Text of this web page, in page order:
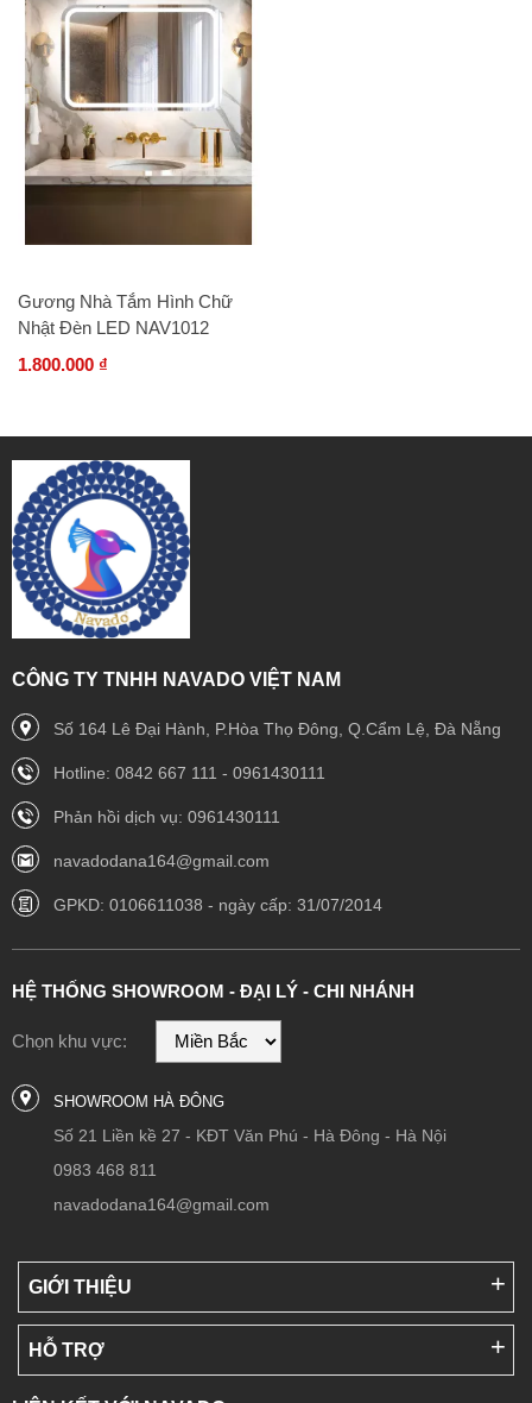
Gương Nhà Tắm Hình Chữ
Nhật Đèn LED NAV1012
1.800.000 ₫
CÔNG TY TNHH NAVADO VIỆT NAM
Số 164 Lê Đại Hành, P.Hòa Thọ Đông, Q.Cẩm Lệ, Đà Nẵng
Hotline: 0842 667 111 - 0961430111
Phản hồi dịch vụ: 0961430111
navadodana164@gmail.com
GPKD: 0106611038 - ngày cấp: 31/07/2014
HỆ THỐNG SHOWROOM - ĐẠI LÝ - CHI NHÁNH
Chọn khu vực:
SHOWROOM HÀ ĐÔNG
Số 21 Liền kề 27 - KĐT Văn Phú - Hà Đông - Hà Nội
0983 468 811
navadodana164@gmail.com
GIỚI THIỆU
HỖ TRỢ